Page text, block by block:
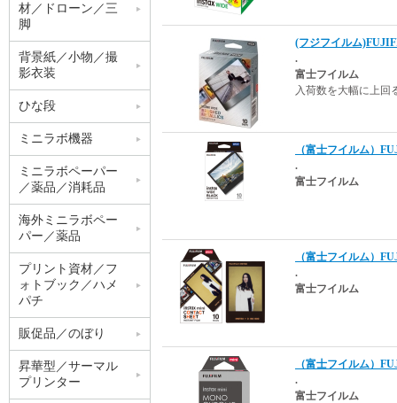
(フジフイルム
.
富士フイルム
入荷数を大幅に上回
（富士フイルム）
.
富士フイルム
（富士フイルム）
.
富士フイルム
（富士フイルム）
.
富士フイルム
材／ドローン／三
脚
背景紙／小物／撮
影衣装
ひな段
ミニラボ機器
ミニラボペーパー
／薬品／消耗品
海外ミニラボペー
パー／薬品
プリント資材／フ
ォトブック／ハメ
パチ
販促品／のぼり
昇華型／サーマル
プリンター